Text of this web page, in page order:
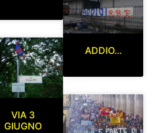
VIA 3
GIUGNO
ADDIO…